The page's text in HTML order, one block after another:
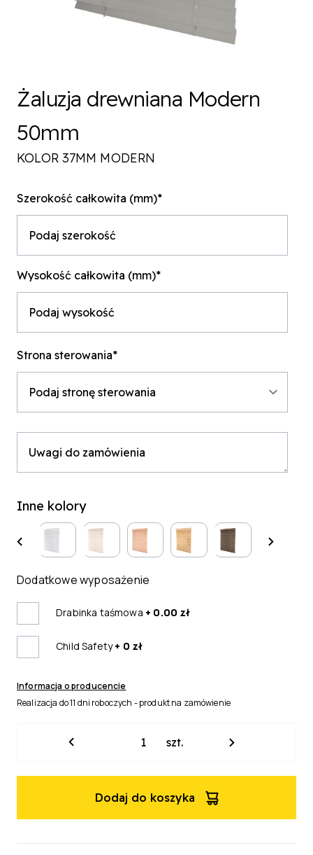
Żaluzja drewniana Modern
50mm
KOLOR 37MM MODERN
Szerokość całkowita (mm)*
Wysokość całkowita (mm)*
Strona sterowania*
Inne kolory
Dodatkowe wyposażenie
Drabinka taśmowa + 0.00 zł
Child Safety+ 0 zł
Informacja o producencie
Realizacja do 11 dni roboczych - produkt na zamówienie
drewniana
szt.
Dodaj do koszyka